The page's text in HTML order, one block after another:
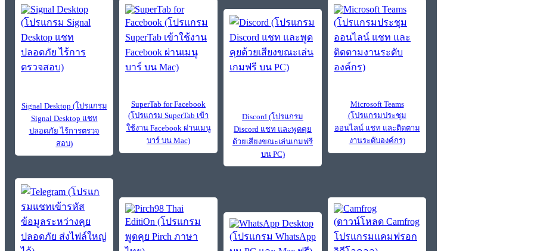
Signal Desktop (โปรแกรม
Signal Desktop แชท
ปลอดภัย ไร้การตรวจ
สอบ)
SuperTab for Facebook
(โปรแกรม SuperTab เข้า
ใช้งาน Facebook ผ่านเมนู
บาร์ บน Mac)
Discord (โปรแกรม
Discord แชท และพูดคุย
ด้วยเสียงขณะเล่นเกมฟรี
บน PC)
Microsoft Teams
(โปรแกรมประชุม
ออนไลน์ แชท และติดตาม
งานระดับองค์กร)